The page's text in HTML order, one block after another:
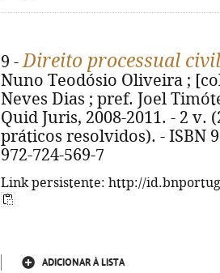
9 -Direito processual civil
Nuno Teodósio Oliveira ;
Neves Dias ; pref. Joel
Quid Juris, 2008-2011. - 2 v.
práticos resolvidos). - ISBN
972-724-569-7
Link persistente: http://
ADICIONAR À LISTA